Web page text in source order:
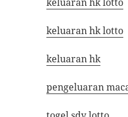
keluaran hk lotto
keluaran hk
pengeluaran